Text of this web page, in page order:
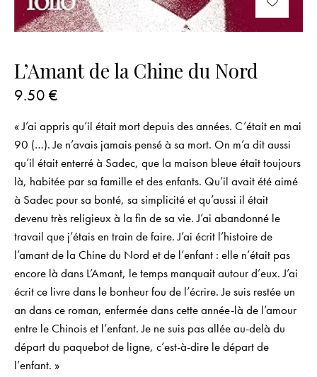
L’Amant de la Chine du Nord
9.50 €
« J’ai appris qu’il était mort depuis des années. C’était en mai
90 (…). Je n’avais jamais pensé à sa mort. On m’a dit aussi
qu’il était enterré à Sadec, que la maison bleue était toujours
là, habitée par sa famille et des enfants. Qu’il avait été aimé
à Sadec pour sa bonté, sa simplicité et qu’aussi il était
devenu très religieux à la fin de sa vie. J’ai abandonné le
travail que j’étais en train de faire. J’ai écrit l’histoire de
l’amant de la Chine du Nord et de l’enfant : elle n’était pas
encore là dans L’Amant, le temps manquait autour d’eux. J’ai
écrit ce livre dans le bonheur fou de l’écrire. Je suis restée un
an dans ce roman, enfermée dans cette année-là de l’amour
entre le Chinois et l’enfant. Je ne suis pas allée au-delà du
départ du paquebot de ligne, c’est-à-dire le départ de
l’enfant. »